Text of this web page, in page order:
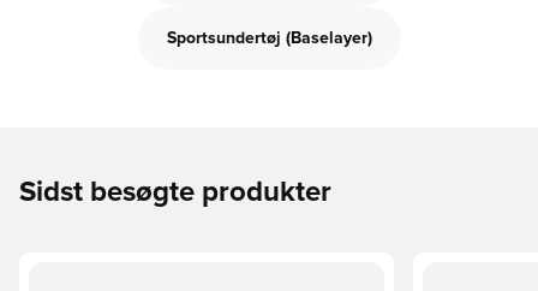
Sportsundertøj (Baselayer)
Sidst besøgte produkter